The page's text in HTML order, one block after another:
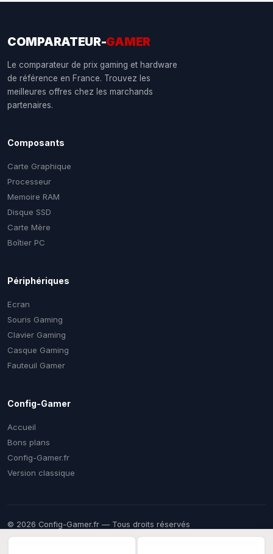
COMPARATEUR-GAMER
Le comparateur de prix gaming et hardware
de référence en France. Trouvez les
meilleures offres chez les marchands
partenaires.
Composants
Carte Graphique
Processeur
Memoire RAM
Disque SSD
Carte Mère
Boîtier PC
Périphériques
Ecran
Souris Gaming
Clavier Gaming
Casque Gaming
Fauteuil Gamer
Config-Gamer
Accueil
Bons plans
Config-Gamer.fr
Version classique
© 2026 Config-Gamer.fr — Tous droits réservés
Prix mis à jour régulièrement. Certains liens sont des liens